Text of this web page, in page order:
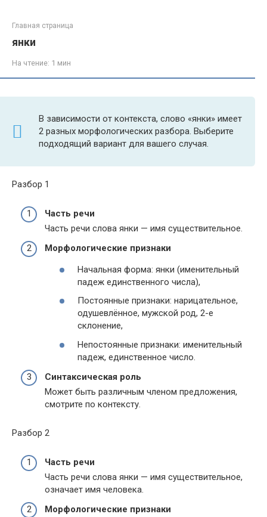
Главная страница
янки
На чтение: 1 мин
В зависимости от контекста, слово «янки» имеет
2 разных морфологических разбора. Выберите
подходящий вариант для вашего случая.
Разбор 1
Часть речи
Часть речи слова янки — имя существительное.
Морфологические признаки
Начальная форма: янки (именительный
падеж единственного числа),
Постоянные признаки: нарицательное,
одушевлённое, мужской род, 2-е
склонение,
Непостоянные признаки: именительный
падеж, единственное число.
Синтаксическая роль
Может быть различным членом предложения,
смотрите по контексту.
Разбор 2
Часть речи
Часть речи слова янки — имя существительное,
означает имя человека
Морфологические признаки